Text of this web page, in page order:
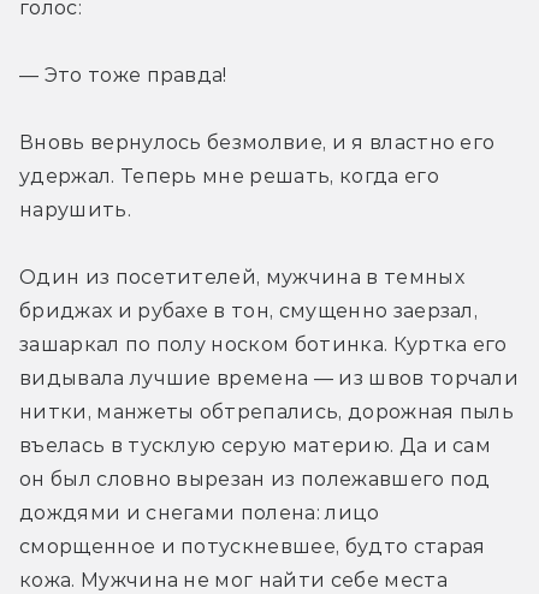
голос:
— Это тоже правда!
Вновь вернулось безмолвие, и я властно его
удержал. Теперь мне решать, когда его
нарушить.
Один из посетителей, мужчина в темных
бриджах и рубахе в тон, смущенно заерзал,
зашаркал по полу носком ботинка. Куртка его
видывала лучшие времена — из швов торчали
нитки, манжеты обтрепались, дорожная пыль
въелась в тусклую серую материю. Да и сам
он был словно вырезан из полежавшего под
дождями и снегами полена: лицо
сморщенное и потускневшее, будто старая
кожа. Мужчина не мог найти себе места